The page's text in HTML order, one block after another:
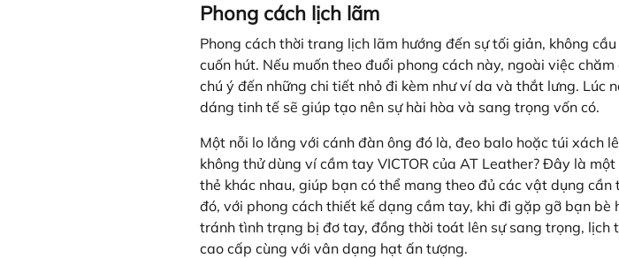
Phong cách lịch lãm
Phong cách thời trang lịch lãm hướng đến sự tối giản, không
cuốn hút. Nếu muốn theo đuổi phong cách này, ngoài việc
chú ý đến những chi tiết nhỏ đi kèm như ví da và thắt lưng. Lúc
dáng tinh tế sẽ giúp tạo nên sự hài hòa và sang trọng vốn có.
Một nỗi lo lắng với cánh đàn ông đó là, đeo balo hoặc túi xách
không thử dùng ví cầm tay VICTOR của AT Leather? Đây là
thẻ khác nhau, giúp bạn có thể mang theo đủ các vật dụng
đó, với phong cách thiết kế dạng cầm tay, khi đi gặp gỡ bạn
tránh tình trạng bị đơ tay, đồng thời toát lên sự sang trọng,
cao cấp cùng với vân dạng hạt ấn tượng.